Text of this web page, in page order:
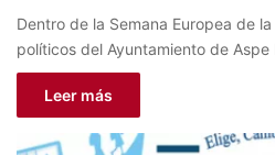
Dentro de la Semana Europea de
políticos del Ayuntamiento de
Leer más